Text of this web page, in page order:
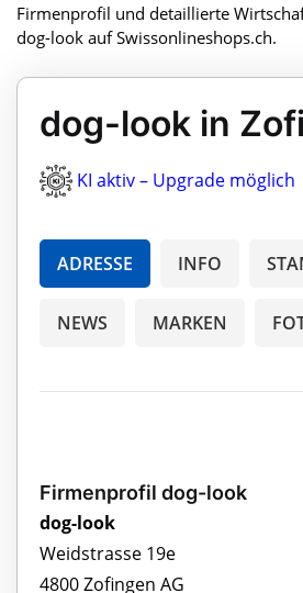
Firmenprofil und detaillierte
dog-look auf Swissonlineshops.ch.
dog-look in
KI aktiv – Upgrade möglich
ADRESSE INFO
NEWS MARKEN
Firmenprofil dog-look
dog-look
Weidstrasse 19e
4800 Zofingen AG